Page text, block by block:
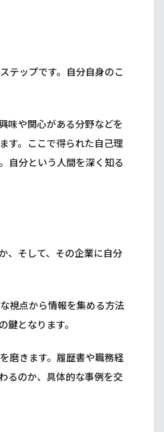
テップです。自分自身のこ
味や関心がある分野などを
す。ここで得られた自己理
自分という人間を深く知る
、そして、その企業に自分
視点から情報を集める方法
となります。
磨きます。履歴書や職務経
るのか、具体的な事例を交